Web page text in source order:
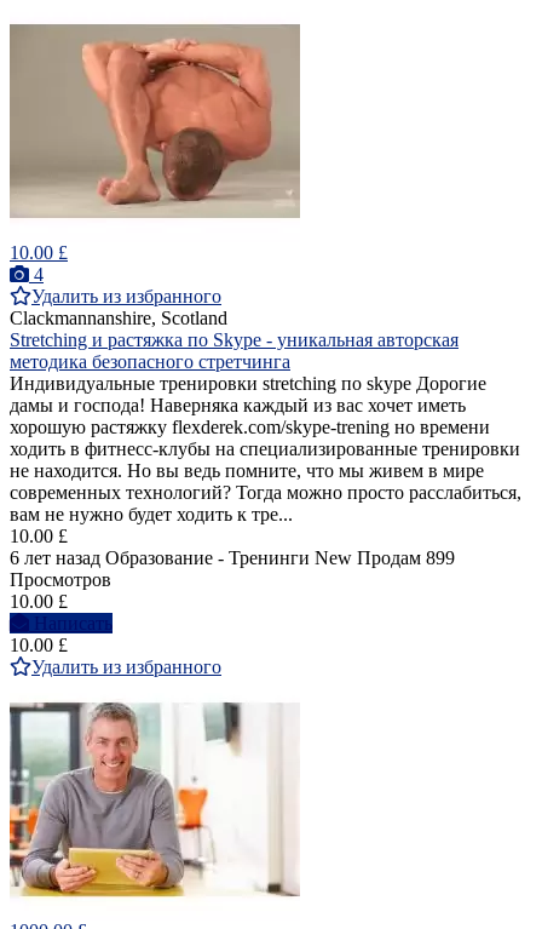
10.00 £
4
Удалить из избранного
Clackmannanshire, Scotland
Stretching и растяжка по Skype - уникальная авторская
методика безопасного стретчинга
Индивидуальные тренировки stretching по skype Дорогие
дамы и господа! Наверняка каждый из вас хочет иметь
хорошую растяжку flexderek.com/skype-trening но времени
ходить в фитнесс-клубы на специализированные тренировки
не находится. Но вы ведь помните, что мы живем в мире
современных технологий? Тогда можно просто расслабиться,
вам не нужно будет ходить к тре...
10.00 £
6 лет назад Образование - Тренинги New Продам 899
Просмотров
10.00 £
Написать
10.00 £
Удалить из избранного